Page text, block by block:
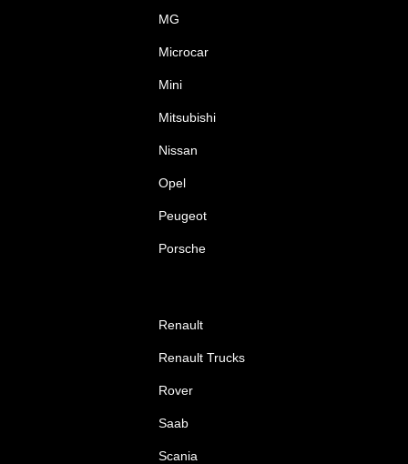
MG
Microcar
Mini
Mitsubishi
Nissan
Opel
Peugeot
Porsche
Renault
Renault Trucks
Rover
Saab
Scania